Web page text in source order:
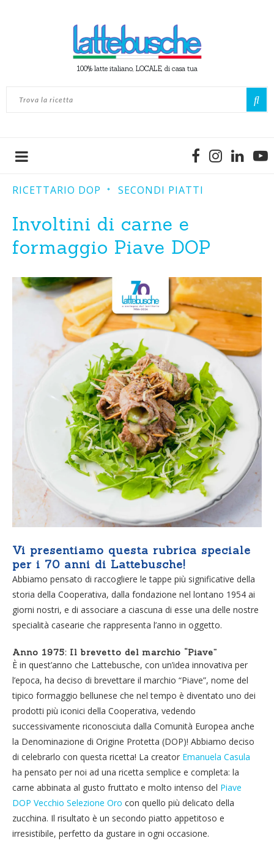
100% latte italiano, LOCALE, di casa tua
RICETTARIO DOP SECONDI PIATTI
Involtini di carne e
formaggio Piave DOP
Vi presentiamo questa rubrica speciale
per i 70 anni di Lattebusche!
Abbiamo pensato di raccogliere le tappe più significative della
storia della Cooperativa, dalla fondazione nel lontano 1954 ai
giorni nostri, e di associare a ciascuna di esse una delle nostre
specialità casearie che rappresenta l’anno in oggetto.
Anno 1975: Il brevetto del marchio “Piave”
È in quest’anno che Lattebusche, con un’idea innovativa per
l’epoca, ha deciso di brevettare il marchio “Piave”, nome del
tipico formaggio bellunese che nel tempo è diventato uno dei
prodotti più iconici della Cooperativa, vedendo
successivamente riconosciuta dalla Comunità Europea anche
la Denominazione di Origine Protetta (DOP)! Abbiamo deciso
di celebrarlo con questa ricetta! La creator Emanuela Casula
ha pensato per noi ad una ricetta semplice e completa: la
carne abbinata al gusto fruttato e molto intenso del Piave
DOP Vecchio Selezione Oro con quello più delicato della
zucchina. Il risultato è un secondo piatto appetitoso e
irresistibile, perfetto da gustare in ogni occasione.